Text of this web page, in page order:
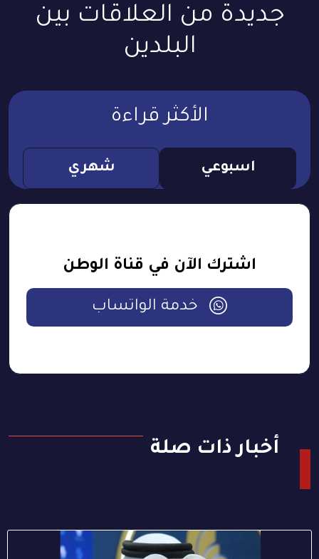
جديدة من العلاقات بين
البلدين
الأكثر قراءة
اسبوعي شهري
اشترك الآن في قناة الوطن
خدمة الواتساب
أخبار ذات صلة